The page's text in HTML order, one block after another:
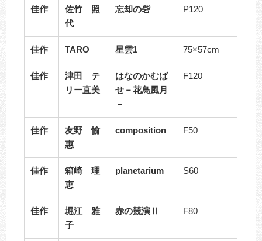
佳作
佐竹 照
代
忘却の砦 P120
佳作 TARO 星雲1 75×57cm
佳作
津田 テ
リー直美
はなのかむば
せ－花鳥風月
－
F120
佳作
友野 愉
惠
composition F50
佳作
箱崎 理
恵
planetarium S60
佳作
堀江 雅
子
赤の競演Ⅱ F80